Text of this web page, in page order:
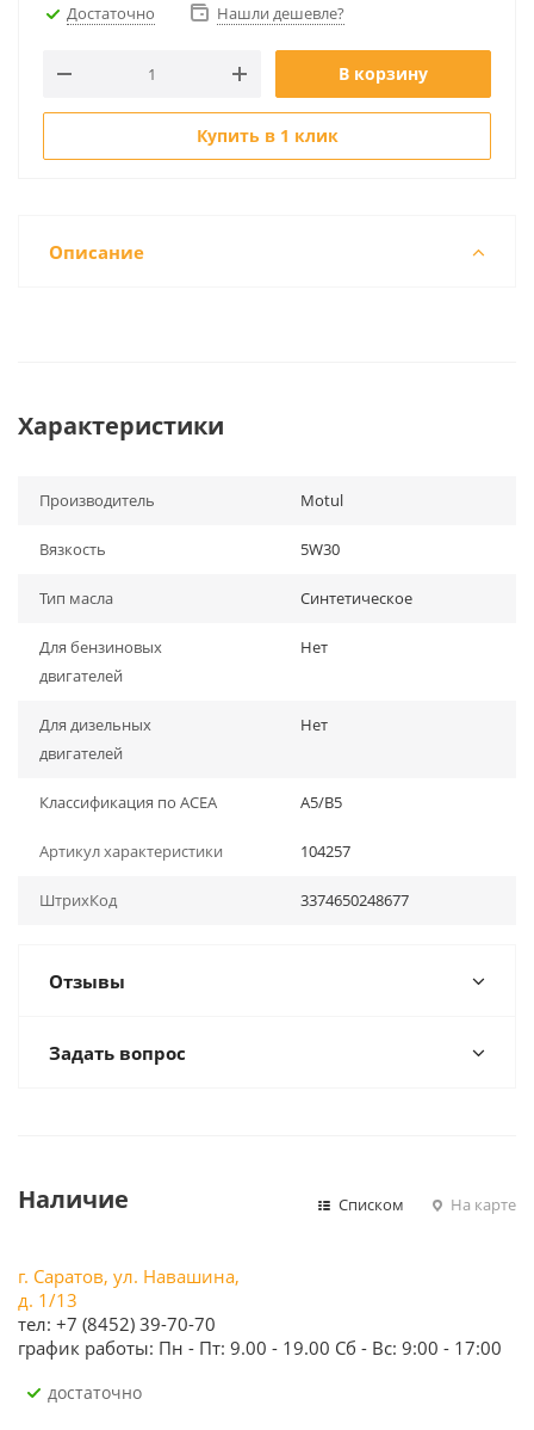
Достаточно Нашли дешевле?
В корзину
Купить в 1 клик
Описание
Характеристики
Производитель Motul
Вязкость 5W30
Тип масла Синтетическое
Для бензиновых
двигателей
Нет
Для дизельных
двигателей
Нет
Классификация по ACEA A5/B5
Артикул характеристики 104257
ШтрихКод 3374650248677
Отзывы
Задать вопрос
Наличие Списком На карте
г. Саратов, ул. Навашина,
д. 1/13
тел: +7 (8452) 39-70-70
график работы: Пн - Пт: 9.00 - 19.00 Сб - Вс: 9:00 - 17:00
Достаточно